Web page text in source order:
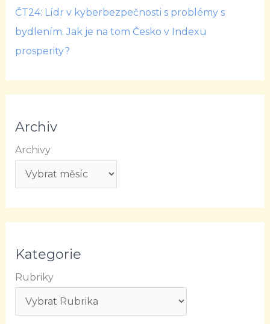
ČT24: Lídr v kyberbezpečnosti s problémy s
bydlením. Jak je na tom Česko v Indexu
prosperity?
Archiv
Archivy
Kategorie
Rubriky